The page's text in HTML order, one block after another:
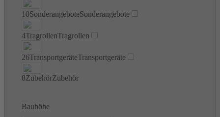
10SonderangeboteSonderangebote
4TragrollenTragrollen
26TransportgeräteTransportgeräte
8ZubehörZubehör
Bauhöhe